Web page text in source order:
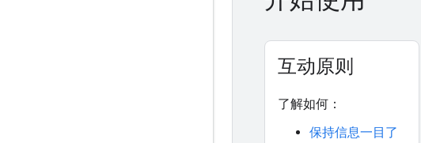
互动原则
了解如何：
保持信息一目了